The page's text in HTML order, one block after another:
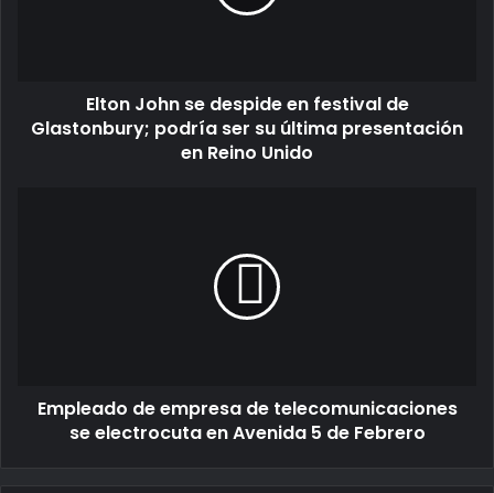
Elton John se despide en festival de
Glastonbury; podría ser su última presentación
en Reino Unido
Empleado de empresa de telecomunicaciones
se electrocuta en Avenida 5 de Febrero